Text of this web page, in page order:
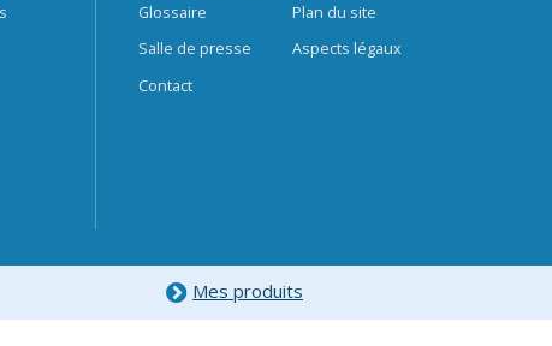
Glossaire
Salle de presse
Contact
Plan du site
Aspects légaux
Mes produits